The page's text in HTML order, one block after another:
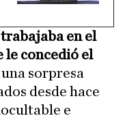
en el
le concedió el
sorpresa
desde hace
e